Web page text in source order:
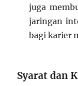
juga
jaringan
bagi karier
Syarat dan